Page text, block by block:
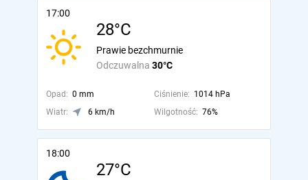
17:00
28°C
Odczuwalna 30°C
Prawie bezchmurnie
Opad: 0 mm Ciśnienie: 1014 hPa
Wiatr:
6 km/h Wilgotność: 76%
18:00
27°C